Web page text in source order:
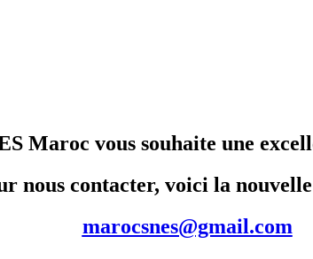
Maroc vous souhaite une
nous contacter, voici la nouvelle
marocsnes@gmail.com